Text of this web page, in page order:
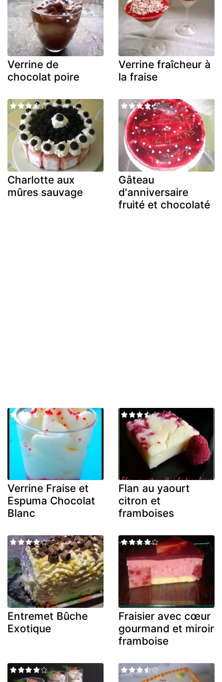
Verrine de
chocolat poire
Verrine fraîcheur à
la fraise
Charlotte aux
mûres sauvage
Gâteau
d'anniversaire
fruité et chocolaté
Verrine Fraise et
Espuma Chocolat
Blanc
Flan au yaourt
citron et
framboises
Entremet Bûche
Exotique
Fraisier avec cœur
gourmand et miroir
framboise